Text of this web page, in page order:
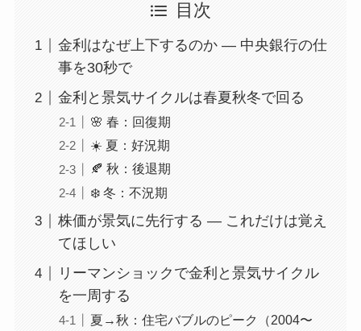
目次
金利はなぜ上下するのか — 中央銀行の仕
事を30秒で
金利と景気サイクルは春夏秋冬で回る
🌸 春：回復期
☀️ 夏：好況期
🍂 秋：後退期
❄️ 冬：不況期
株価が景気に先行する — これだけは覚え
てほしい
リーマンショックで金利と景気サイクル
を一周する
夏→秋：住宅バブルのピーク（2004〜